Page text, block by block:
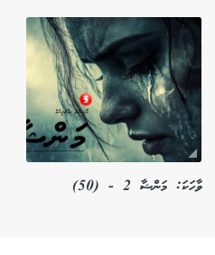
ވާހަކަ: މަންޝާ 2 - (50)